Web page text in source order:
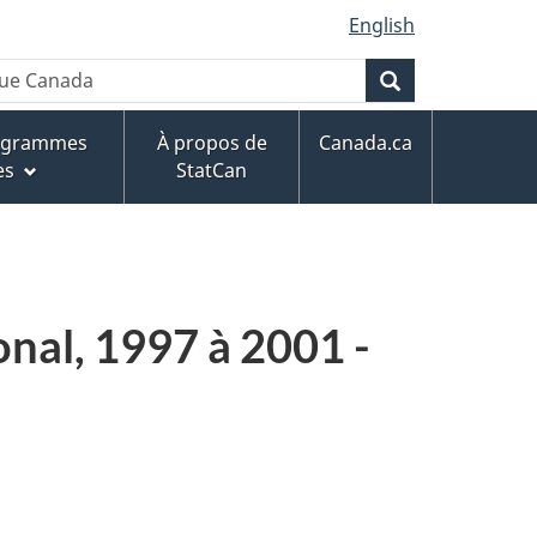
English
Canada
À propos de
StatCan
Canada.ca
1997 à 2001 -